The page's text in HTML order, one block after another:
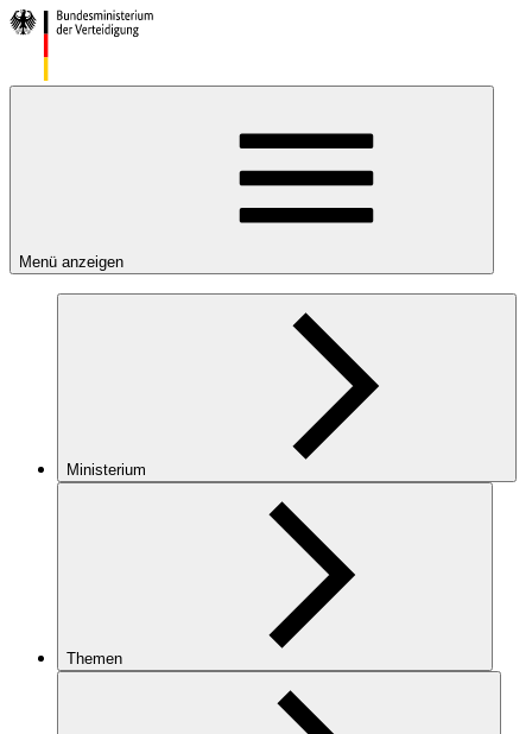
Menü anzeigen
Ministerium
Themen